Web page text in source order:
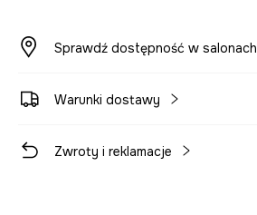
Sprawdź dostępność w salonach
Warunki dostawy
Zwroty i reklamacje